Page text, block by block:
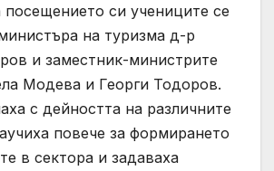
си учениците се
на туризма д-р
и заместник-министрите
Модева и Георги Тодоров.
с дейността на различните
повече за формирането
в сектора и задаваха